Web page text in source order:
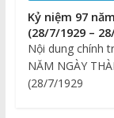
Kỷ niệm 97
(28/7/1929 –
Nội dung chính
NĂM NGÀY
(28/7/1929